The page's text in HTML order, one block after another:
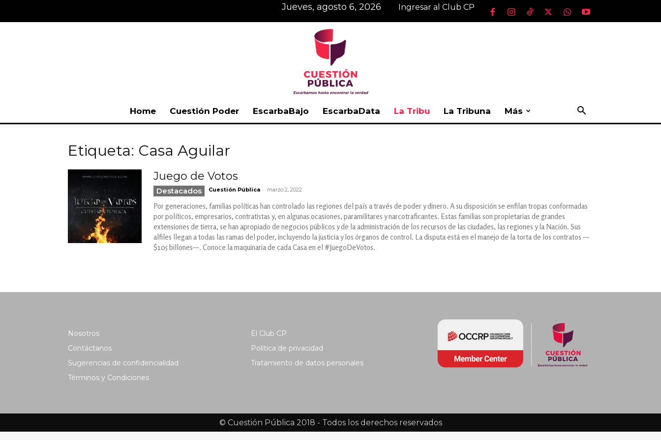
jueves, agosto 6, 2026 Ingresar al Club CP
Home Cuestión Poder EscarbaBajo EscarbaData La Tribu La Tribuna Más
Etiqueta: Casa Aguilar
Juego de Votos
Destacados Cuestión Pública - marzo 2, 2022
Por generaciones, familias políticas han controlado las regiones del país a través de poder y dinero. A su disposición se enfilan tropas conformadas
por políticos, empresarios, contratistas y, en algunas ocasiones, paramilitares y narcotraficantes. Estas familias son propietarias de grandes
extensiones de tierra, se han apropiado de negocios públicos y de la administración de los recursos de las ciudades, las regiones y la Nación. Sus
alfiles llegan a todas las ramas del poder, incluyendo la justicia y los órganos de control. La disputa está en el manejo de la torta de los contratos —
$105 billones—. ​​Conoce la maquinaria de cada Casa en el #JuegoDeVotos.
Nosotros
Contáctanos
Sugerencias de confidencialidad
Términos y Condiciones
El Club CP
Política de privacidad
Tratamiento de datos personales
© Cuestión Pública 2018 - Todos los derechos reservados